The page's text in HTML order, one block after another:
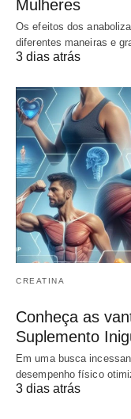
Mulheres
Os efeitos dos
diferentes maneiras e
3 dias atrás
CREATINA
Conheça as
Suplemento
Em uma busca
desempenho físico
3 dias atrás